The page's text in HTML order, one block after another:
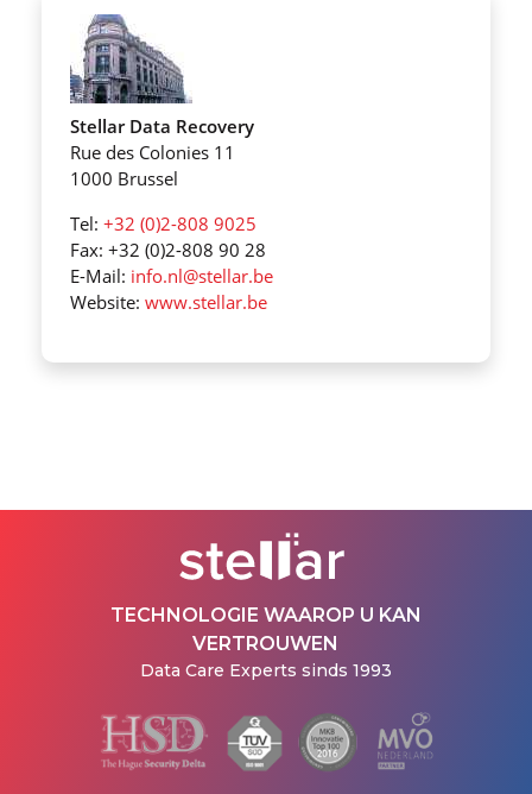
Stellar Data Recovery
Rue des Colonies 11
1000 Brussel
Tel:+32 (0)2-808 9025
Fax: +32 (0)2-808 90 28
E-Mail: info.nl@stellar.be
Website:www.stellar.be
TECHNOLOGIE WAAROP U KAN
VERTROUWEN
Data Care Experts sinds 1993